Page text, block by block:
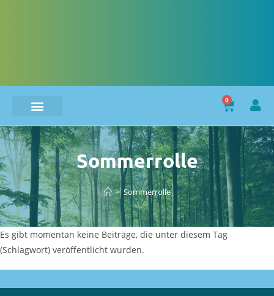
0
Sommerrolle
> Sommerrolle
Es gibt momentan keine Beiträge, die unter diesem Tag
(Schlagwort) veröffentlicht wurden.